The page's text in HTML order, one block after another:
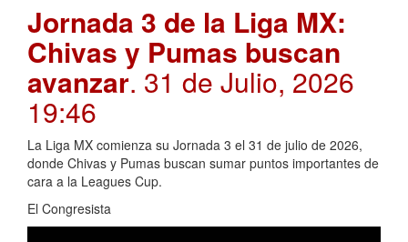
Jornada 3 de la Liga MX:
Chivas y Pumas buscan
avanzar. 31 de Julio, 2026
19:46
La Liga MX comienza su Jornada 3 el 31 de julio de 2026,
donde Chivas y Pumas buscan sumar puntos importantes de
cara a la Leagues Cup.
El Congresista